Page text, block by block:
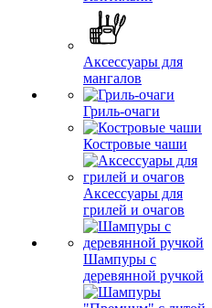
Аксессуары для
мангалов
Гриль-очаги
Костровые чаши
Аксессуары для
грилей и очагов
Шампуры с
деревянной ручкой